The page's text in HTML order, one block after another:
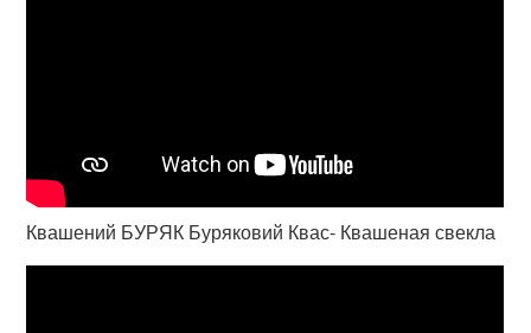
Квашений БУРЯК Буряковий Квас- Квашеная свекла